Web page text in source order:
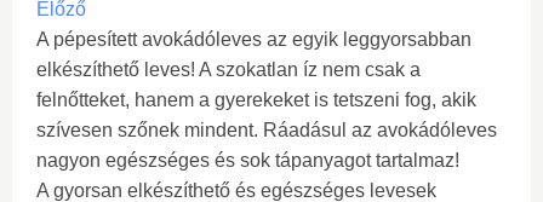
Előző
A pépesített avokádóleves az egyik leggyorsabban
elkészíthető leves! A szokatlan íz nem csak a
felnőtteket, hanem a gyerekeket is tetszeni fog, akik
szívesen szőnek mindent. Ráadásul az avokádóleves
nagyon egészséges és sok tápanyagot tartalmaz!
A gyorsan elkészíthető és egészséges levesek